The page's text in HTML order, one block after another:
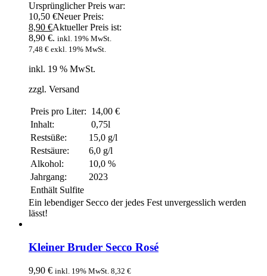
Ursprünglicher Preis war:
10,50 €Neuer Preis:
8,90 €Aktueller Preis ist:
8,90 €. inkl. 19% MwSt.
7,48 € exkl. 19% MwSt.
inkl. 19 % MwSt.
zzgl. Versand
Preis pro Liter: 14,00 €
Inhalt:
0,75l
Restsüße:
15,0 g/l
Restsäure:
6,0 g/l
Alkohol:
10,0 %
Jahrgang:
2023
Enthält Sulfite
Ein lebendiger Secco der jedes Fest unvergesslich werden
lässt!
Kleiner Bruder Secco Rosé
9,90 € inkl. 19% MwSt. 8,32 €